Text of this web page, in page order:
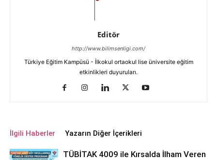
Editör
http://www.bilimsenligi.com/
Türkiye Eğitim Kampüsü - İlkokul ortaokul lise üniversite eğitim
etkinlikleri duyuruları.
İlgili Haberler Yazarın Diğer İçerikleri
TÜBİTAK 4009 ile Kırsalda İlham Veren